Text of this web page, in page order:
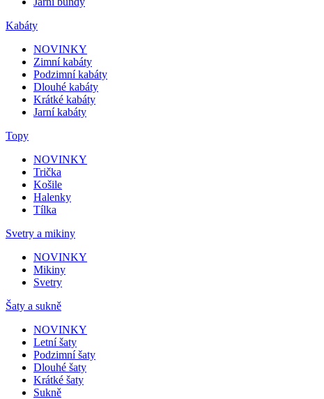
Kabáty
NOVINKY
Zimní kabáty
Podzimní kabáty
Dlouhé kabáty
Krátké kabáty
Jarní kabáty
Topy
NOVINKY
Trička
Košile
Halenky
Tílka
Svetry a mikiny
NOVINKY
Mikiny
Svetry
Šaty a sukně
NOVINKY
Letní šaty
Podzimní šaty
Dlouhé šaty
Krátké šaty
Sukně